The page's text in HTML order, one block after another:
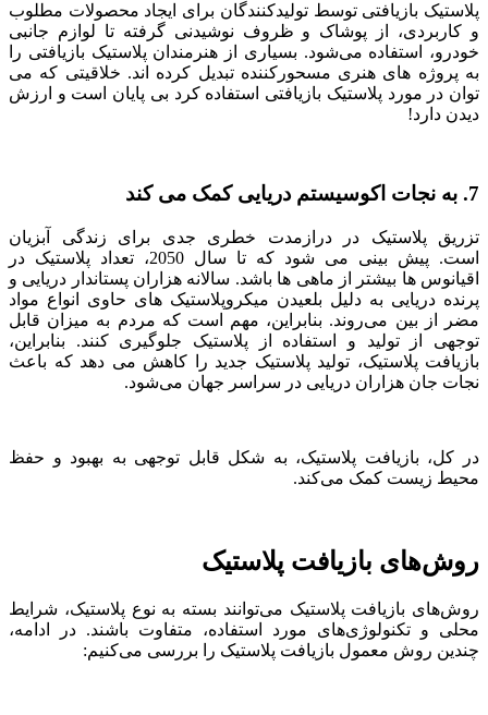
پلاستیک بازیافتی توسط تولیدکنندگان برای ایجاد محصولات مطلوب
و کاربردی، از پوشاک و ظروف نوشیدنی گرفته تا لوازم جانبی
خودرو، استفاده می‌شود. بسیاری از هنرمندان پلاستیک بازیافتی را
به پروژه های هنری مسحورکننده تبدیل کرده اند. خلاقیتی که می
توان در مورد پلاستیک بازیافتی استفاده کرد بی پایان است و ارزش
دیدن دارد!
7. به نجات اکوسیستم دریایی کمک می کند
تزریق پلاستیک در درازمدت خطری جدی برای زندگی آبزیان
است. پیش بینی می شود که تا سال 2050، تعداد پلاستیک در
اقیانوس ها بیشتر از ماهی ها باشد. سالانه هزاران پستاندار دریایی و
پرنده دریایی به دلیل بلعیدن میکروپلاستیک های حاوی انواع مواد
مضر از بین می‌روند. بنابراین، مهم است که مردم به میزان قابل
توجهی از تولید و استفاده از پلاستیک‌ جلوگیری کنند. بنابراین،
بازیافت پلاستیک، تولید پلاستیک جدید را کاهش می دهد که باعث
نجات جان هزاران دریایی در سراسر جهان می‌شود.
در کل، بازیافت پلاستیک، به شکل قابل توجهی به بهبود و حفظ
محیط زیست کمک می‌کند.
روش‌های بازیافت پلاستیک
روش‌های بازیافت پلاستیک می‌توانند بسته به نوع پلاستیک، شرایط
محلی و تکنولوژی‌های مورد استفاده، متفاوت باشند. در ادامه،
چندین روش معمول بازیافت پلاستیک را بررسی می‌کنیم: